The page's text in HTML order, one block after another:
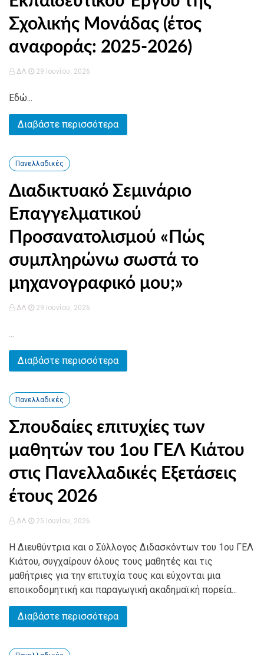
Σχολικής Μονάδας (έτος
αναφοράς: 2025-2026)
ΔΛ 29 Ιουνίου, 2026
Εδώ...
Διαβάστε περισσότερα
Πανελλαδικές
Διαδικτυακό Σεμινάριο
Επαγγελματικού
Προσανατολισμού «Πώς
συμπληρώνω σωστά το
μηχανογραφικό μου;»
ΔΛ 29 Ιουνίου, 2026
...
Διαβάστε περισσότερα
Πανελλαδικές
Σπουδαίες επιτυχίες των
μαθητών του 1ου ΓΕΛ Κιάτου
στις Πανελλαδικές Εξετάσεις
έτους 2026
ΔΛ 25 Ιουνίου, 2026
Η Διευθύντρια και ο Σύλλογος Διδασκόντων του 1ου ΓΕΛ
Κιάτου, συγχαίρουν όλους τους μαθητές και τις
μαθήτριες για την επιτυχία τους και εύχονται μια
εποικοδομητική και παραγωγική ακαδημαϊκή πορεία...
Διαβάστε περισσότερα